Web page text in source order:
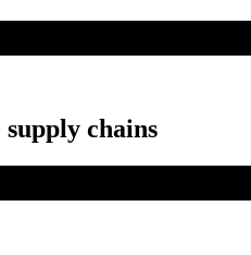
chains